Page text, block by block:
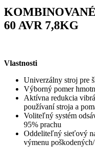
60 AVR 7,8KG
Vlastnosti
Univerzálny stroj pre
Výborný pomer
Aktívna redukcia
používaní stroja a
Voliteľný systém
95% prachu
Oddeliteľný sieťový
výmenu